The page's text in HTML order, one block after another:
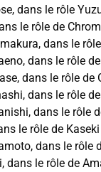
dans le rôle
le rôle de
dans le
dans le rôle
dans le rôle de
dans le rôle
dans le rôle
le rôle de Kaseki
dans le rôle
dans le rôle de